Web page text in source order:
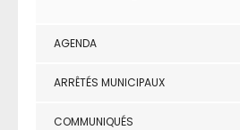
AGENDA
ARRÊTÉS MUNICIPAUX
COMMUNIQUÉS